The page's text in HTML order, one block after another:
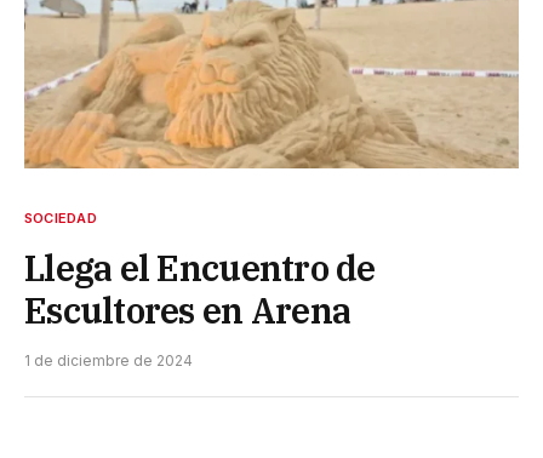
SOCIEDAD
Llega el Encuentro de
Escultores en Arena
1 de diciembre de 2024